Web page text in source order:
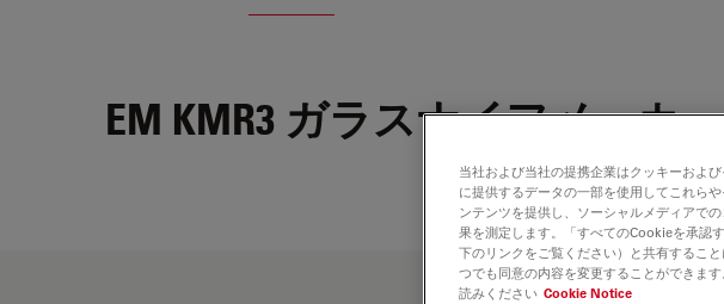
EM KMR3 ガラスナイフメーカー
当社および当社の提携企業はクッキーおよ
に提供するデータの一部を使用してこれら
ンテンツを提供し、ソーシャルメディアで
果を測定します。「すべてのCookieを承認
下のリンクをご覧ください）と共有するこ
つでも同意の内容を変更することができま
読みください Cookie Notice